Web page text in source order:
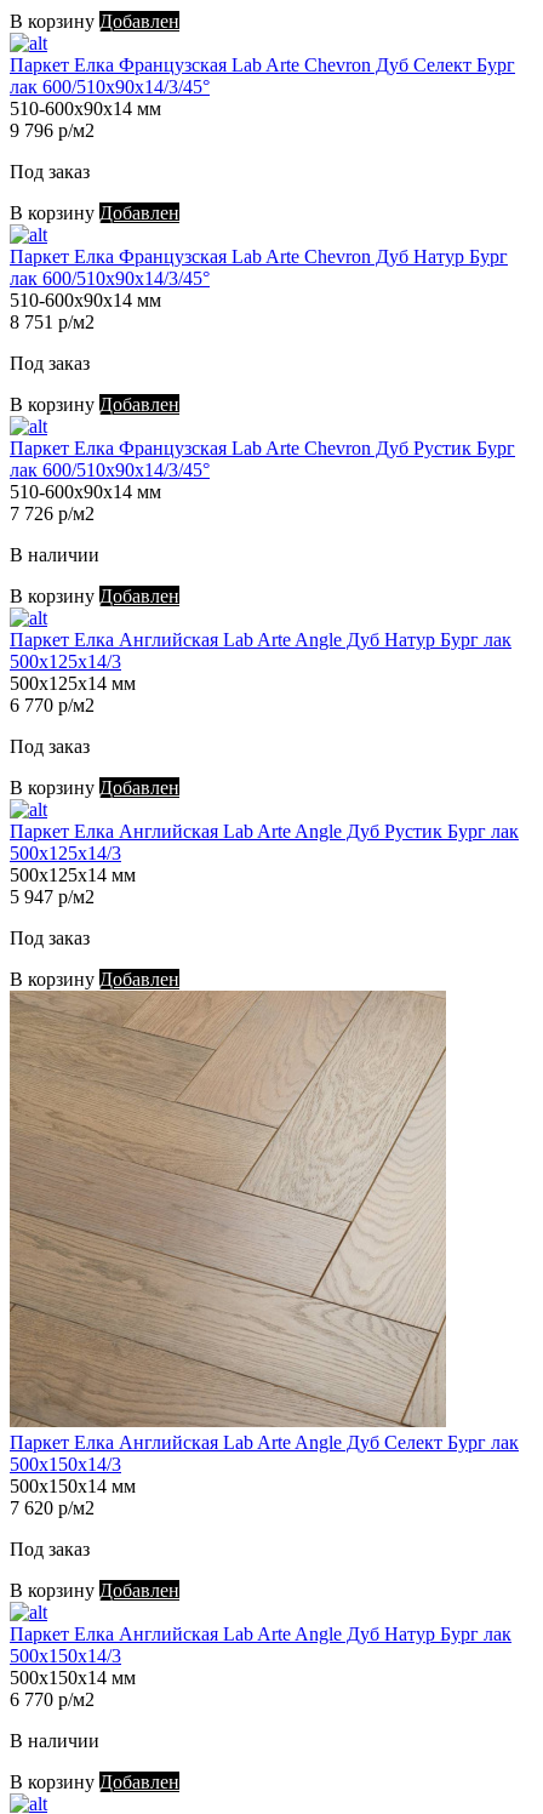
В корзину Добавлен
Паркет Елка Французская Lab Arte Chevron Дуб Селект Бург
лак 600/510х90х14/3/45°
510-600х90х14 мм
9 796 р/м2
Под заказ
В корзину Добавлен
Паркет Елка Французская Lab Arte Chevron Дуб Натур Бург
лак 600/510х90х14/3/45°
510-600х90х14 мм
8 751 р/м2
Под заказ
В корзину Добавлен
Паркет Елка Французская Lab Arte Chevron Дуб Рустик Бург
лак 600/510х90х14/3/45°
510-600х90х14 мм
7 726 р/м2
В наличии
В корзину Добавлен
Паркет Елка Английская Lab Arte Angle Дуб Натур Бург лак
500х125х14/3
500х125х14 мм
6 770 р/м2
Под заказ
В корзину Добавлен
Паркет Елка Английская Lab Arte Angle Дуб Рустик Бург лак
500х125х14/3
500х125х14 мм
5 947 р/м2
Под заказ
В корзину Добавлен
Паркет Елка Английская Lab Arte Angle Дуб Селект Бург лак
500х150х14/3
500х150х14 мм
7 620 р/м2
Под заказ
В корзину Добавлен
Паркет Елка Английская Lab Arte Angle Дуб Натур Бург лак
500х150х14/3
500х150х14 мм
6 770 р/м2
В наличии
В корзину Добавлен